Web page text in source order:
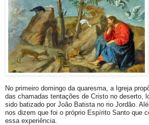
No primeiro domingo da quaresma, a Igreja
das chamadas tentações de Cristo no deserto,
sido batizado por João Batista no rio Jordão.
nos dizem que foi o próprio Espírito Santo que
essa experiência.